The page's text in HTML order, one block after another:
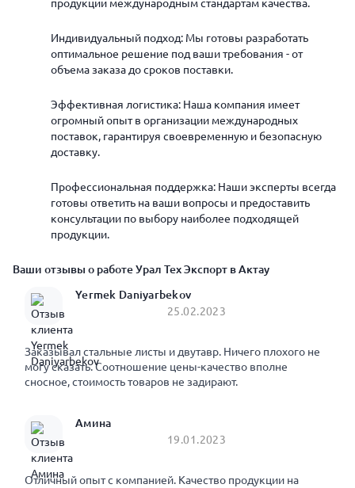
продукции международным стандартам качества.
Индивидуальный подход: Мы готовы разработать
оптимальное решение под ваши требования - от
объема заказа до сроков поставки.
Эффективная логистика: Наша компания имеет
огромный опыт в организации международных
поставок, гарантируя своевременную и безопасную
доставку.
Профессиональная поддержка: Наши эксперты всегда
готовы ответить на ваши вопросы и предоставить
консультации по выбору наиболее подходящей
продукции.
Ваши отзывы о работе Урал Тех Экспорт в Актау
Yermek Daniyarbekov
25.02.2023
Заказывал стальные листы и двутавр. Ничего плохого не
могу сказать. Соотношение цены-качество вполне
сносное, стоимость товаров не задирают.
Амина
19.01.2023
Отличный опыт с компанией. Качество продукции на